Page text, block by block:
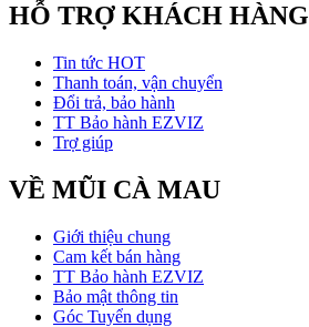
HỖ TRỢ KHÁCH HÀNG
Tin tức HOT
Thanh toán, vận chuyển
Đổi trả, bảo hành
TT Bảo hành EZVIZ
Trợ giúp
VỀ MŨI CÀ MAU
Giới thiệu chung
Cam kết bán hàng
TT Bảo hành EZVIZ
Bảo mật thông tin
Góc Tuyển dụng